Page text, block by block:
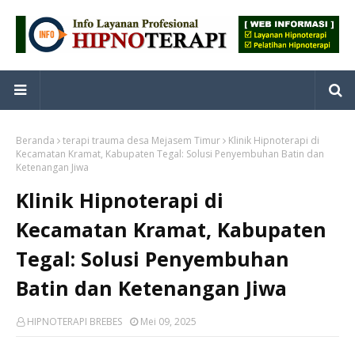
Beranda terapi trauma desa Mejasem Timur
Klinik Hipnoterapi di
Kecamatan Kramat, Kabupaten Tegal: Solusi Penyembuhan Batin dan
Ketenangan Jiwa
Klinik Hipnoterapi di
Kecamatan Kramat, Kabupaten
Tegal: Solusi Penyembuhan
Batin dan Ketenangan Jiwa
HIPNOTERAPI BREBES Mei 09, 2025